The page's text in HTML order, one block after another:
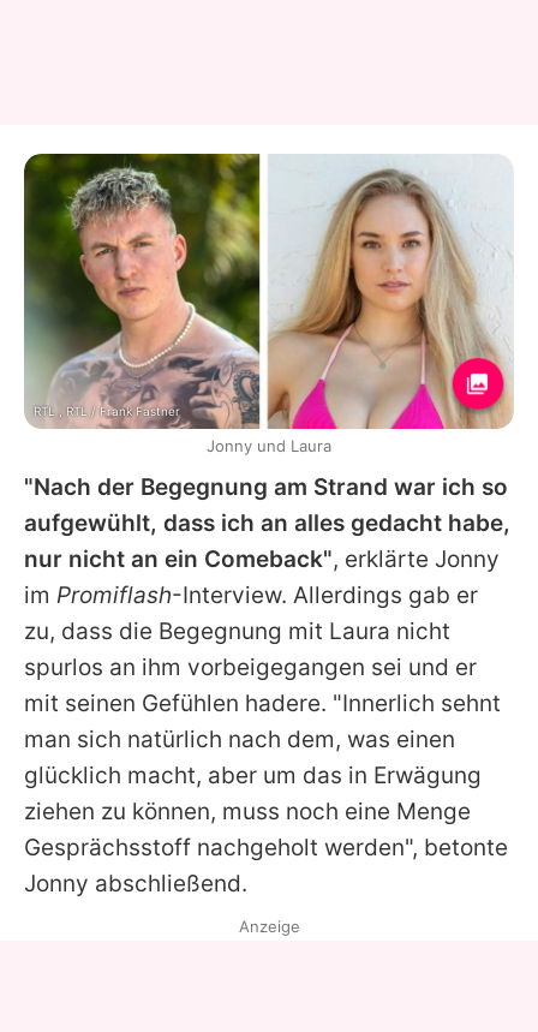
"Nach der Begegnung am Strand war ich so
aufgewühlt, dass ich an alles gedacht habe,
nur nicht an ein Comeback", erklärte Jonny
im Promiflash-Interview. Allerdings gab er
zu, dass die Begegnung mit Laura nicht
spurlos an ihm vorbeigegangen sei und er
mit seinen Gefühlen hadere. "Innerlich sehnt
man sich natürlich nach dem, was einen
glücklich macht, aber um das in Erwägung
ziehen zu können, muss noch eine Menge
Gesprächsstoff nachgeholt werden", betonte
Jonny abschließend.
RTL , RTL / Frank Fastner
Jonny und Laura
Anzeige